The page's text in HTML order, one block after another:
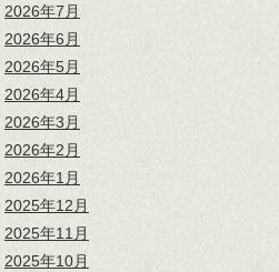
2026年7月
2026年6月
2026年5月
2026年4月
2026年3月
2026年2月
2026年1月
2025年12月
2025年11月
2025年10月